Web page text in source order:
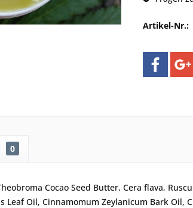
Artikel-Nr.:
0
Cocao Seed Butter, Cera flava,
Leaf Oil, Cinnamomum Zeylanicum Bark Oil,